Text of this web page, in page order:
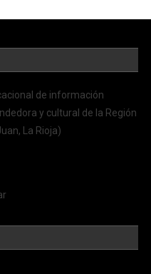
de información
y cultural de la Región
La Rioja)